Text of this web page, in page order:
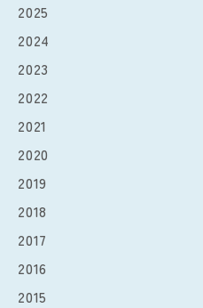
2025
2024
2023
2022
2021
2020
2019
2018
2017
2016
2015